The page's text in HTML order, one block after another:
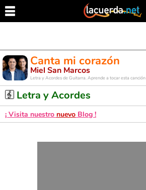
Canta mi corazón
Miel San Marcos
Letra y Acordes de Guitarra. Aprende a tocar esta canción
Letra y Acordes
¡ Visita nuestro nuevo Blog !